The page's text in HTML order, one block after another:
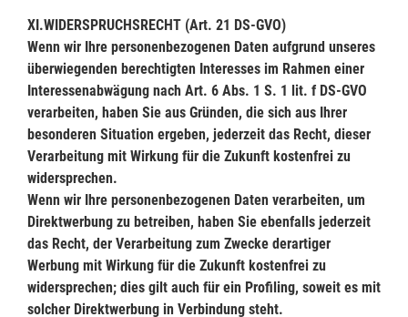
XI.WIDERSPRUCHSRECHT (Art. 21 DS-GVO)
Wenn wir Ihre personenbezogenen Daten aufgrund unseres
überwiegenden berechtigten Interesses im Rahmen einer
Interessenabwägung nach Art. 6 Abs. 1 S. 1 lit. f DS-GVO
verarbeiten, haben Sie aus Gründen, die sich aus Ihrer
besonderen Situation ergeben, jederzeit das Recht, dieser
Verarbeitung mit Wirkung für die Zukunft kostenfrei zu
widersprechen.
Wenn wir Ihre personenbezogenen Daten verarbeiten, um
Direktwerbung zu betreiben, haben Sie ebenfalls jederzeit
das Recht, der Verarbeitung zum Zwecke derartiger
Werbung mit Wirkung für die Zukunft kostenfrei zu
widersprechen; dies gilt auch für ein Profiling, soweit es mit
solcher Direktwerbung in Verbindung steht.